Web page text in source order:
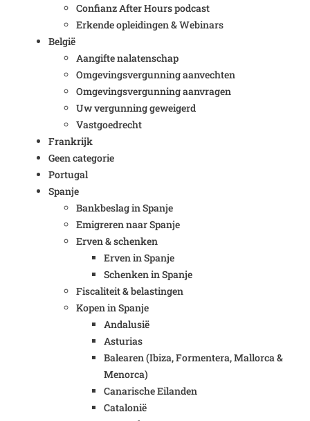
Confianz After Hours podcast
Erkende opleidingen & Webinars
België
Aangifte nalatenschap
Omgevingsvergunning aanvechten
Omgevingsvergunning aanvragen
Uw vergunning geweigerd
Vastgoedrecht
Frankrijk
Geen categorie
Portugal
Spanje
Bankbeslag in Spanje
Emigreren naar Spanje
Erven & schenken
Erven in Spanje
Schenken in Spanje
Fiscaliteit & belastingen
Kopen in Spanje
Andalusië
Asturias
Balearen (Ibiza, Formentera, Mallorca &
Menorca)
Canarische Eilanden
Catalonië